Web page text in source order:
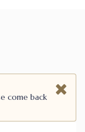
come back